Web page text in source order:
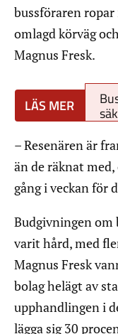
bussföraren
omlagd körväg
Magnus Fresk.
– Resenären är
än de räknat
gång i veckan för
Budgivningen
varit hård, med
Magnus Fresk
bolag helägt av
upphandlingen i
lägga sig 30